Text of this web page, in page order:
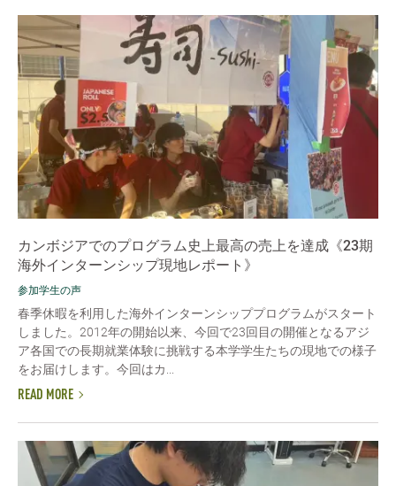
カンボジアでのプログラム史上最高の売上を達成《23期
海外インターンシップ現地レポート》
参加学生の声
春季休暇を利用した海外インターンシッププログラムがスタート
しました。2012年の開始以来、今回で23回目の開催となるアジ
ア各国での長期就業体験に挑戦する本学学生たちの現地での様子
をお届けします。今回はカ...
READ MORE